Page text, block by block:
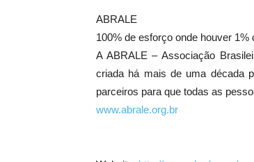
ABRALE
100% de esforço onde houver 1%
A ABRALE – Associação
criada há mais de uma década
parceiros para que todas as
www.abrale.org.br